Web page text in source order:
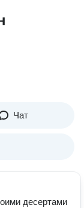
Чат
десертами